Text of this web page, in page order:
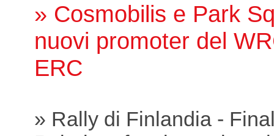
» Cosmobilis e Park
nuovi promoter del
ERC
» Rally di Finlandia -